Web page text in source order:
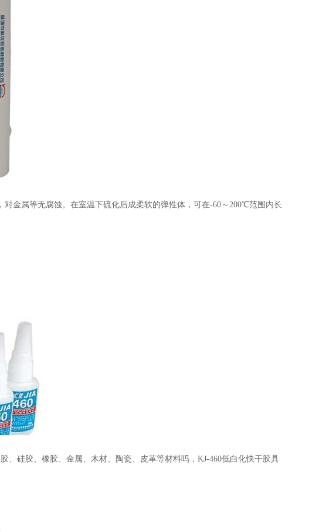
金属等无腐蚀。在室温下硫化后成柔软的弹性体，可在-60～200℃范围内长
、硅胶、橡胶、金属、木材、陶瓷、皮革等材料吗，KJ-460低白化快干胶具